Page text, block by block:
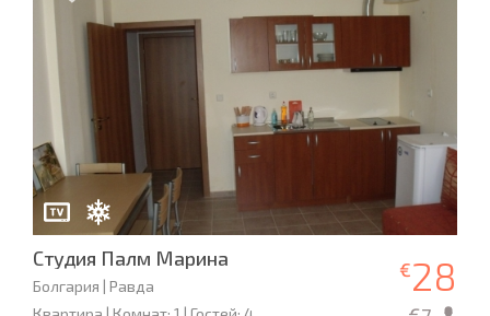
Студия Палм Марина
Болгария | Равда
€28